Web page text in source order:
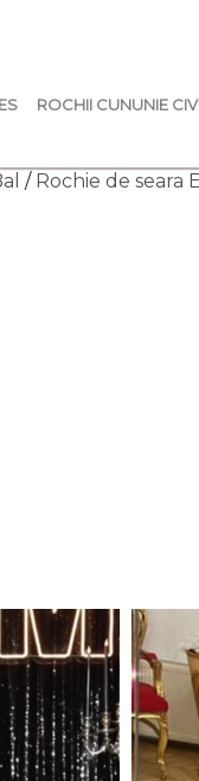
ROCHII CUNUNIE
/ Rochie de seara